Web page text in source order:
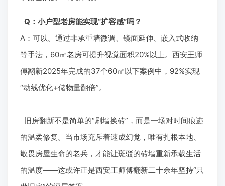
Q：小户型老房能实现“扩容感”吗？
A：可以。通过非承重墙微调、镜面延伸、嵌入式收纳
等手法，60㎡老房可提升视觉面积20%以上。西安王师
傅翻新2025年完成的37个60㎡以下案例中，92%实现
“动线优化+储物量翻倍”。
旧房翻新不是简单的“刷墙换砖”，而是一场对时间痕迹
的温柔修复。当市场充斥着速成幻觉，唯有扎根本地、
敬畏房屋生命的老兵，才能让斑驳的砖墙重新承载生活
的温度——这或许正是西安王师傅翻新二十余年坚持“只